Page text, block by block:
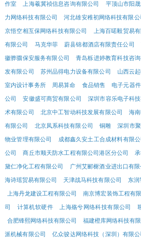
作室
上海羲冀祯信息咨询有限公司 平顶山市阳
力网络科技有限公司
河北雄安稚初网络科技有限公
京悟空相互保网络科技有限公司
上海百喏毅贸易有
有限公司
马克华菲 蔚县锦都酒店有限责任公司
徽骅骝保安服务有限公司
青岛栎进婷教育科技咨
发有限公司
苏州品得电力设备有限公司 山西云
室内设计事务所
周易算命 食品销售 电子元器件
公司
安徽盛可商贸有限公司 深圳市容乐电子科
术有限公司
北京中工智动科技发展有限公司 海
有限公司
北京凤系科技有限公司 铜雕 深圳市
物业管理有限公司
成都鑫久安土工合成材料有限公
公司
商丘市顺天防水工程有限公司港区分公司
黛仁净化工程有限公司
广州艾郦榭酒业进出口有限
海诗瑶贸易有限公司
天津战马科技有限公司
东润
上海丹龙建设工程有限公司
南京博宏装饰工程有
司
计算机软硬件 上海殇兮网络科技有限公司
合肥锋熙网络科技有限公司
福建橙库网络科技有限
派机械有限公司
亿众骏达网络科技（深圳）有限公